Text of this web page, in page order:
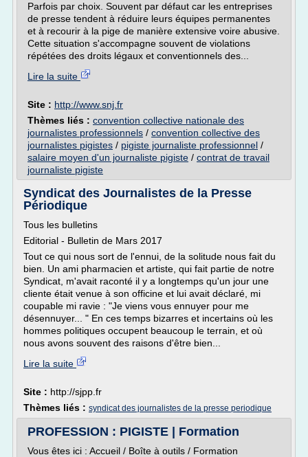
Parfois par choix. Souvent par défaut car les entreprises
de presse tendent à réduire leurs équipes permanentes
et à recourir à la pige de manière extensive voire abusive.
Cette situation s'accompagne souvent de violations
répétées des droits légaux et conventionnels des...
Lire la suite
Site : http://www.snj.fr
Thèmes liés : convention collective nationale des
journalistes professionnels / convention collective des
journalistes pigistes / pigiste journaliste professionnel /
salaire moyen d'un journaliste pigiste / contrat de travail
journaliste pigiste
Syndicat des Journalistes de la Presse
Périodique
Tous les bulletins
Editorial - Bulletin de Mars 2017
Tout ce qui nous sort de l'ennui, de la solitude nous fait du
bien. Un ami pharmacien et artiste, qui fait partie de notre
Syndicat, m'avait raconté il y a longtemps qu'un jour une
cliente était venue à son officine et lui avait déclaré, mi
coupable mi ravie : "Je viens vous ennuyer pour me
désennuyer... " En ces temps bizarres et incertains où les
hommes politiques occupent beaucoup le terrain, et où
nous avons souvent des raisons d'être bien...
Lire la suite
Site : http://sjpp.fr
Thèmes liés : syndicat des journalistes de la presse periodique
PROFESSION : PIGISTE | Formation
Vous êtes ici : Accueil / Boîte à outils / Formation